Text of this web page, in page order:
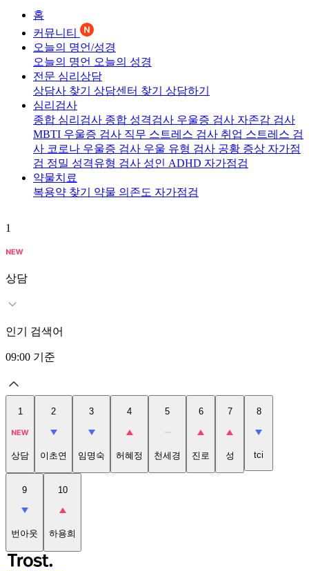
홈
커뮤니티
오늘의 명언/성경
오늘의 명언 오늘의 성경
전문 심리상담
상담사 찾기 상담센터 찾기 상담하기
심리검사
종합 심리검사 종합 성격검사 우울증 검사 자존감 검사
MBTI 우울증 검사 직무 스트레스 검사 취업 스트레스 검
사 코로나 우울증 검사 우울 유형 검사 공황 증상 자가점
검 정밀 성격유형 검사 성인 ADHD 자가점검
약물치료
복용약 찾기 약물 의존도 자가점검
1
상담
인기 검색어
09:00 기준
1
상담
2
이초연
3
임명숙
4
허혜정
5
천세경
6
진로
7
성
8
tci
9
번아웃
10
하용희